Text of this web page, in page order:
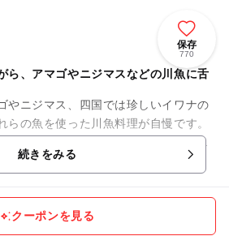
保存
770
ら、アマゴやニジマスなどの川魚に舌
やニジマス、四国では珍しいイワナの
らの魚を使った川魚料理が自慢です。
子どもさんと一緒に釣った魚を、その
出来...
続きをみる
クーポンを見る